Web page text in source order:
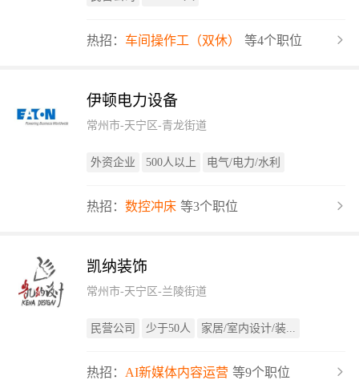
热招： 车间操作工（双休） 等4个职位
伊顿电力设备
常州市-天宁区-青龙街道
外资企业 500人以上 电气/电力/水利
热招： 数控冲床 等3个职位
凯纳装饰
常州市-天宁区-兰陵街道
民营公司 少于50人 家居/室内设计/装...
热招： AI新媒体内容运营 等9个职位